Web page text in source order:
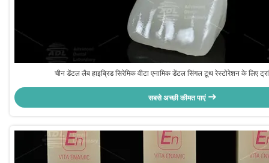
चीन डेंटल लैब हाइब्रिड सिरेमिक वीटा एनामिक डेंटल सिंगल टूथ रेस्टोरेशन के लिए
सबसे अच्छी कीमत पाएं